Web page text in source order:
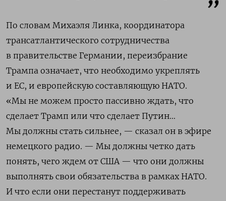
По словам Михаэля Линка, координатора
трансатлантического сотрудничества
в правительстве Германии, переизбрание
Трампа означает, что необходимо укреплять
и ЕС, и европейскую составляющую НАТО.
«Мы не можем просто пассивно ждать, что
сделает Трамп или что сделает Путин…
Мы должны стать сильнее, — сказал он в эфире
немецкого радио. — Мы должны четко дать
понять, чего ждем от США — что они должны
выполнять свои обязательства в рамках НАТО.
И что если они перестанут поддерживать